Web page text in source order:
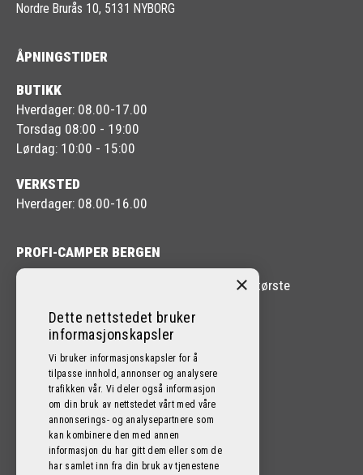
Nordre Brurås 10, 5131 NYBORG
ÅPNINGSTIDER
BUTIKK
Hverdager: 08.00-17.00
Torsdag 08:00 - 19:00
Lørdag: 10:00 - 15:00
VERKSTED
Hverdager: 08.00-16.00
PROFI-CAMPER BERGEN
Profi-Camper Bergen er en av Vestlandets største
FØLG OSS PÅ SOSIALE MEDIER!
×
Dette nettstedet bruker
informasjonskapsler
Vi bruker informasjonskapsler for å
tilpasse innhold, annonser og analysere
trafikken vår. Vi deler også informasjon
om din bruk av nettstedet vårt med våre
annonserings- og analysepartnere som
kan kombinere den med annen
informasjon du har gitt dem eller som de
har samlet inn fra din bruk av tjenestene